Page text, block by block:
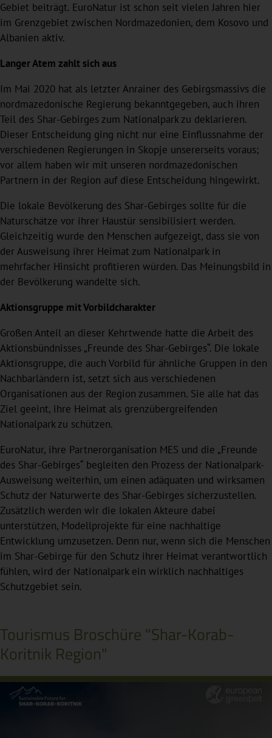
Gebiet beiträgt. EuroNatur ist schon seit vielen Jahren hier
im Grenzgebiet zwischen Nordmazedonien, dem Kosovo und
Albanien aktiv.
Langer Atem zahlt sich aus
Im Mai 2020 hat als letzter Anrainer des Gebirgsmassivs die
nordmazedonische Regierung bekanntgegeben, auch ihren
Teil des Shar-Gebirges zum Nationalpark zu deklarieren.
Dieser Entscheidung ging nicht nur eine Einflussnahme der
verschiedenen Regierungen in Skopje unsererseits voraus;
vor allem haben wir mit unseren nordmazedonischen
Partnern in der Region auf diese Entscheidung hingewirkt.
Die lokale Bevölkerung des Shar-Gebirges sollte für die
Naturschätze vor ihrer Haustür sensibilisiert werden.
Gleichzeitig wurde den Menschen aufgezeigt, dass sie von
der Ausweisung ihrer Heimat zum Nationalpark in
mehrfacher Hinsicht profitieren würden. Das Meinungsbild in
der Bevölkerung wandelte sich.
Aktionsgruppe mit Vorbildcharakter
Großen Anteil an dieser Kehrtwende hatte die Arbeit des
Aktionsbündnisses „Freunde des Shar-Gebirges“. Die lokale
Aktionsgruppe, die auch Vorbild für ähnliche Gruppen in den
Nachbarländern ist, setzt sich aus verschiedenen
Organisationen aus der Region zusammen. Sie alle hat das
Ziel geeint, ihre Heimat als grenzübergreifenden
Nationalpark zu schützen.
EuroNatur, ihre Partnerorganisation MES und die „Freunde
des Shar-Gebirges“ begleiten den Prozess der Nationalpark-
Ausweisung weiterhin, um einen adäquaten und wirksamen
Schutz der Naturwerte des Shar-Gebirges sicherzustellen.
Zusätzlich werden wir die lokalen Akteure dabei
unterstützen, Modellprojekte für eine nachhaltige
Entwicklung umzusetzen. Denn nur, wenn sich die Menschen
im Shar-Gebirge für den Schutz ihrer Heimat verantwortlich
fühlen, wird der Nationalpark ein wirklich nachhaltiges
Schutzgebiet sein.
Tourismus Broschüre "Shar-Korab-
Koritnik Region"